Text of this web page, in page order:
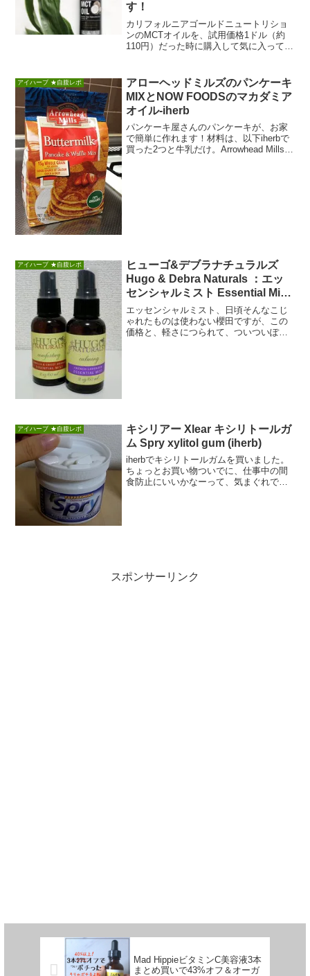
す！
カリフォルニアゴールドニュートリショ
ンのMCTオイルを、試用価格1ドル（約
110円）だった時に購入して気に入ってい
アイハーブ ★自腹レポ
アローヘッドミルズのパンケーキ
MIXとNOW FOODSのマカダミア
オイル-iherb
パンケーキ屋さんのパンケーキが、お家
で簡単に作れます！材料は、以下iherbで
買った2つと牛乳だけ。Arrowhead Mills,
アイハーブ ★自腹レポ
ヒューゴ&デブラナチュラルズ
Hugo & Debra Naturals ：エッ
センシャルミスト Essential Mist
(iherb)
エッセンシャルミスト、日頃そんなこじ
ゃれたものは使わない櫻田ですが、この
価格と、軽さにつられて、ついついぽち
アイハーブ ★自腹レポ
キシリアー Xlear キシリトールガ
ム Spry xylitol gum (iherb)
iherbでキシリトールガムを買いました。
ちょっとお買い物ついでに、仕事中の間
食防止にいいかなーって、気まぐれで買
スポンサーリンク
Mad HippieビタミンC美容液3本
まとめ買いで43%オフ＆オーガ